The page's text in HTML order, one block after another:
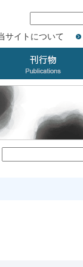
サイトについて